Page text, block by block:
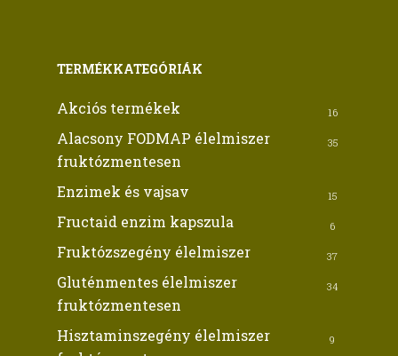
TERMÉKKATEGÓRIÁK
Akciós termékek 16
Alacsony FODMAP élelmiszer
fruktózmentesen
35
Enzimek és vajsav 15
Fructaid enzim kapszula 6
Fruktózszegény élelmiszer 37
Gluténmentes élelmiszer
fruktózmentesen
34
Hisztaminszegény élelmiszer
9